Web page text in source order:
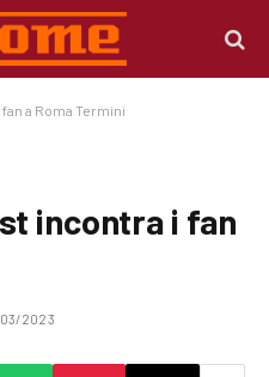
a Roma Termini
incontra i fan
2023